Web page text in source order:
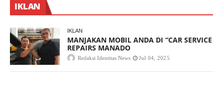
IKLAN
IKLAN
MANJAKAN MOBIL ANDA DI “CAR SERVICE
REPAIRS MANADO
Redaksi Identitas News Jul 04, 2025